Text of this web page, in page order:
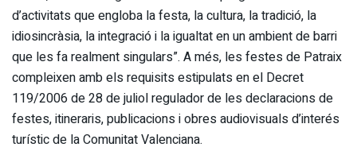
d’activitats que engloba la festa, la cultura, la tradició, la
idiosincràsia, la integració i la igualtat en un ambient de barri
que les fa realment singulars”. A més, les festes de Patraix
compleixen amb els requisits estipulats en el Decret
119/2006 de 28 de juliol regulador de les declaracions de
festes, itineraris, publicacions i obres audiovisuals d’interés
turístic de la Comunitat Valenciana.